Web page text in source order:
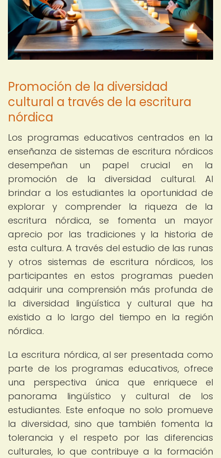
Promoción de la diversidad
cultural a través de la escritura
nórdica
Los programas educativos centrados en la
enseñanza de sistemas de escritura nórdicos
desempeñan un papel crucial en la
promoción de la diversidad cultural. Al
brindar a los estudiantes la oportunidad de
explorar y comprender la riqueza de la
escritura nórdica, se fomenta un mayor
aprecio por las tradiciones y la historia de
esta cultura. A través del estudio de las runas
y otros sistemas de escritura nórdicos, los
participantes en estos programas pueden
adquirir una comprensión más profunda de
la diversidad lingüística y cultural que ha
existido a lo largo del tiempo en la región
nórdica.
La escritura nórdica, al ser presentada como
parte de los programas educativos, ofrece
una perspectiva única que enriquece el
panorama lingüístico y cultural de los
estudiantes. Este enfoque no solo promueve
la diversidad, sino que también fomenta la
tolerancia y el respeto por las diferencias
culturales, lo que contribuye a la formación